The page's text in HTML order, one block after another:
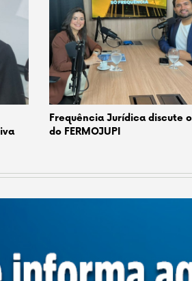
Frequência Jurídica discute
do FERMOJUPI